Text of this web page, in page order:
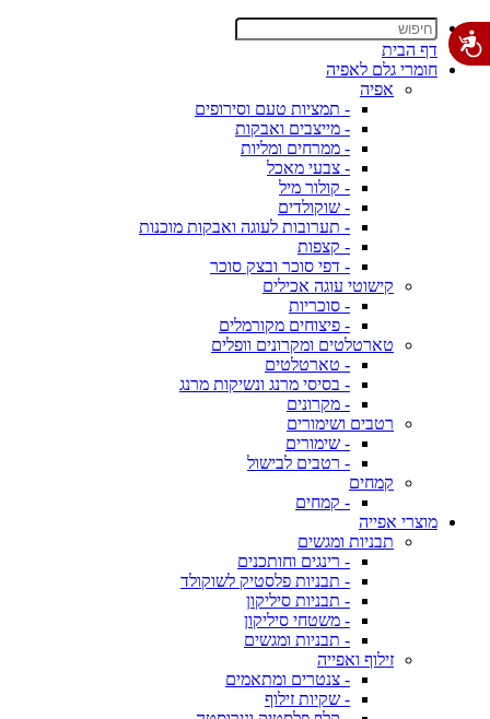
דף הבית
חומרי גלם לאפיה
אפיה
- תמציות טעם וסירופים
- מייצבים ואבקות
- ממרחים ומליות
- צבעי מאכל
- קולור מיל
- שוקולדים
- תערובות לעוגה ואבקות מוכנות
- קצפות
- דפי סוכר ובצק סוכר
קישוטי עוגה אכילים
- סוכריות
- פיצוחים מקורמלים
טארטלטים ומקרונים וופלים
- טארטלטים
- בסיסי מרנג ונשיקות מרנג
- מקרונים
רטבים ושימורים
- שימורים
- רטבים לבישול
קמחים
- קמחים
מוצרי אפייה
תבניות ומגשים
- רינגים וחותכנים
- תבניות פלסטיק לשוקולד
- תבניות סיליקון
- משטחי סיליקון
- תבניות ומגשים
זילוף ואפייה
- צנטרים ומתאמים
- שקיות זילוף